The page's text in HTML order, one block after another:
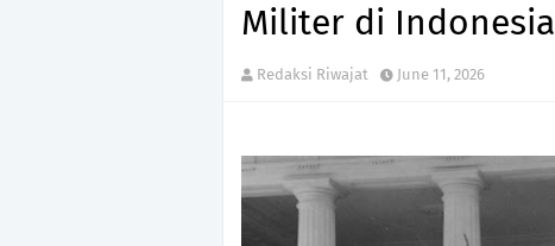
Militer di Indonesia
Redaksi Riwajat June 11, 2026